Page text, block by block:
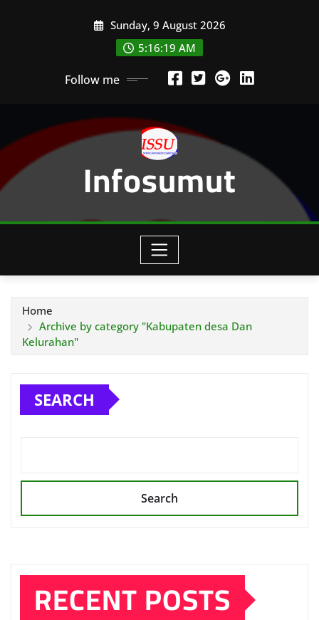
Sunday, 9 August 2026
5:16:20 AM
Follow me
Infosumut
Home
Archive by category "Kabupaten desa Dan
Kelurahan"
SEARCH
Search
RECENT POSTS